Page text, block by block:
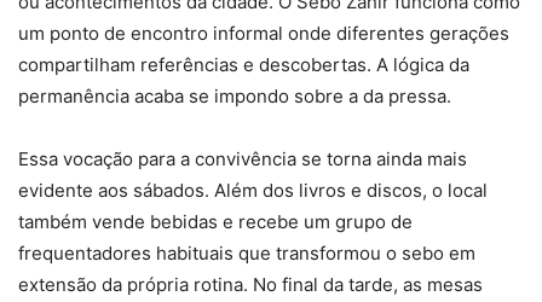
um ponto de encontro informal onde diferentes gerações
compartilham referências e descobertas. A lógica da
permanência acaba se impondo sobre a da pressa.
Essa vocação para a convivência se torna ainda mais
evidente aos sábados. Além dos livros e discos, o local
também vende bebidas e recebe um grupo de
frequentadores habituais que transformou o sebo em
extensão da própria rotina. No final da tarde, as mesas